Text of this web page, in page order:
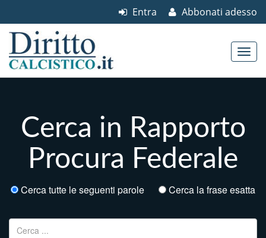
Abbonati adesso
Entra
Cerca in Rapporto
Procura Federale
Cerca tutte le seguenti parole Cerca la frase esatta
Ricerca per: